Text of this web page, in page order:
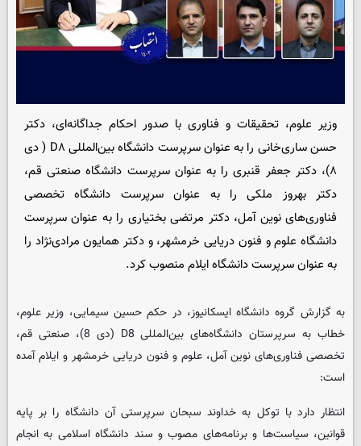
وزیر علوم، تحقیقات و فناوری با صدور احکام جداگانه‌ای، دکتر
حسن ساری‌خانی را به عنوان سرپرست دانشگاه بین‌المللی D۸ ( دی
۸)، دکتر جعفر قنبری را به عنوان سرپرست دانشگاه صنعتی قم،
دکتر بهروز ملکی را به عنوان سرپرست دانشگاه تخصصی
فناوری‌های نوین آمل، دکتر مرتضی بختیاری را به عنوان سرپرست
دانشگاه علوم و فنون دریایی خرمشهر، و دکتر همایون مرادی‌نژاد را
به عنوان سرپرست دانشگاه ایلام منصوب کرد.
به گزارش گروه دانشگاهایسکانیوز، در حکم حسین سیمایی، وزیر علوم،
خطاب به سرپرستان دانشگاه‌های بین‌المللی D8 (دی 8)، صنعتی قم،
تخصصی فناوری‌های نوین آمل، علوم و فنون دریایی خرمشهر و ایلام آمده
است:
انتظار دارد با توکل به خداوند سبحان سرپرستی آن دانشگاه را بر پایه
قوانین، سیاست‌ها و برنامه‌های مصوب و سند دانشگاه اسلامی به انجام